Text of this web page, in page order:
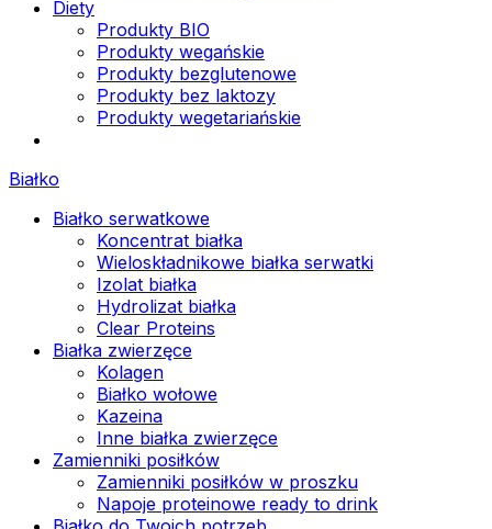
Diety
Produkty BIO
Produkty wegańskie
Produkty bezglutenowe
Produkty bez laktozy
Produkty wegetariańskie
Białko
Białko serwatkowe
Koncentrat białka
Wieloskładnikowe białka serwatki
Izolat białka
Hydrolizat białka
Clear Proteins
Białka zwierzęce
Kolagen
Białko wołowe
Kazeina
Inne białka zwierzęce
Zamienniki posiłków
Zamienniki posiłków w proszku
Napoje proteinowe ready to drink